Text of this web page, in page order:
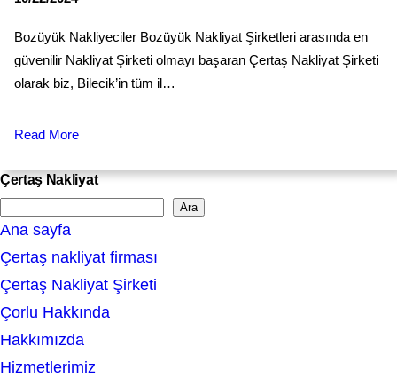
Bozüyük Nakliyeciler Bozüyük Nakliyat Şirketleri arasında en
güvenilir Nakliyat Şirketi olmayı başaran Çertaş Nakliyat Şirketi
olarak biz, Bilecik’in tüm il…
Read More
Çertaş Nakliyat
e
a
r
c
h
Ara
Ana sayfa
Çertaş nakliyat firması
Çertaş Nakliyat Şirketi
Çorlu Hakkında
Hakkımızda
Hizmetlerimiz